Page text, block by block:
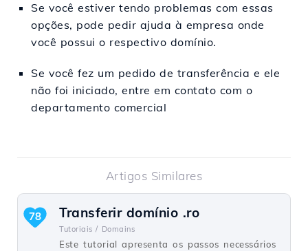
Se você estiver tendo problemas com essas
opções, pode pedir ajuda à empresa onde
você possui o respectivo domínio.
Se você fez um pedido de transferência e ele
não foi iniciado, entre em contato com o
departamento comercial
Artigos Similares
Transferir domínio .ro
Tutoriais / Domains
Este tutorial apresenta os passos necessários
78